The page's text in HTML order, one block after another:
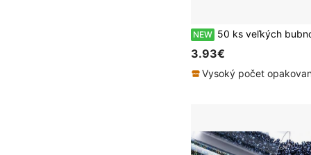
NEW 50 ks veľkých bubnových korálkov s otvorom v makaronových farbách, mix farieb, voľné korálky na DIY telefónne
3.93€